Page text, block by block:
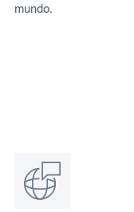
mundo.